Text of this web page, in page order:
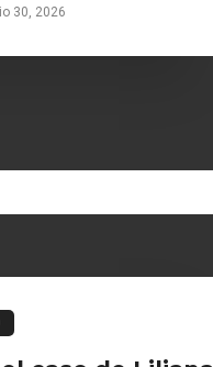
30, 2026